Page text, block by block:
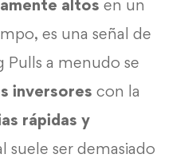
altos en un
es una señal de
Pulls a menudo se
inversores con la
rápidas y
suele ser demasiado